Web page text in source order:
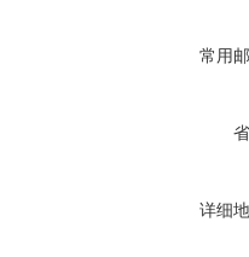
常用
详细